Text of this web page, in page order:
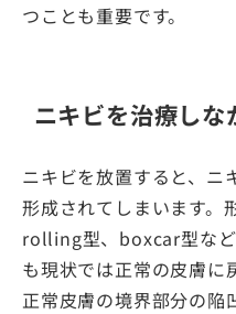
つことも重要です。
ニキビを治療しな
ニキビを放置すると、ニ
形成されてしまいます。
rolling型、boxcar型な
も現状では正常の皮膚に
正常皮膚の境界部分の陥